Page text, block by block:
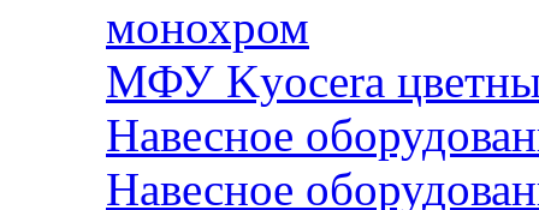
монохром
МФУ Kyocera
Навесное
Навесное